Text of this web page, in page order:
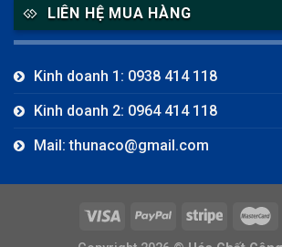
LIÊN HỆ MUA HÀNG
Kinh doanh 1: 0938 414 118
Kinh doanh 2: 0964 414 118
Mail: thunaco@gmail.com